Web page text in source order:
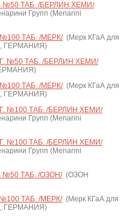
№50 ТАБ. /БЕРЛИН ХЕМИ/
Групп (Menarini
ТАБ. /МЕРК/(Мерк КГаА для
), ГЕРМАНИЯ)
№50 ТАБ. /БЕРЛИН ХЕМИ/
ТАБ. /МЕРК/(Мерк КГаА для
), ГЕРМАНИЯ)
№100 ТАБ. /БЕРЛИН ХЕМИ/
Групп (Menarini
№100 ТАБ. /БЕРЛИН ХЕМИ/
Групп (Menarini
№50 ТАБ. /ОЗОН/(ОЗОН
ТАБ. /МЕРК/(Мерк КГаА для
), ГЕРМАНИЯ)